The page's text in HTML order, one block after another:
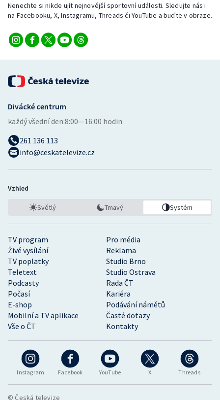
Veslování
Vodní slalom
Volejbal
Ostatní
Nenechte si nikde ujít nejnovější sportovní události. Sledujte nás i
na Facebooku, X, Instagramu, Threads či YouTube a buďte v obraze.
Instagram Facebook YouTube X Threads
TV program
Pro média
Živé vysílání
Reklama
TV poplatky
Studio Brno
Teletext
Studio Ostrava
Podcasty
Rada ČT
Počasí
Kariéra
E-shop
Podávání námětů
Mobilní a TV aplikace
Časté dotazy
Vše o ČT
Kontakty
Divácké centrum
každý všední den:8:00—16:00 hodin
261 136 113
info@ceskatelevize.cz
Vzhled
Světlý Tmavý Systém
© Česká televize